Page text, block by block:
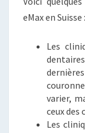
eMax en Suisse :
Les
varier,
ceux des
Les